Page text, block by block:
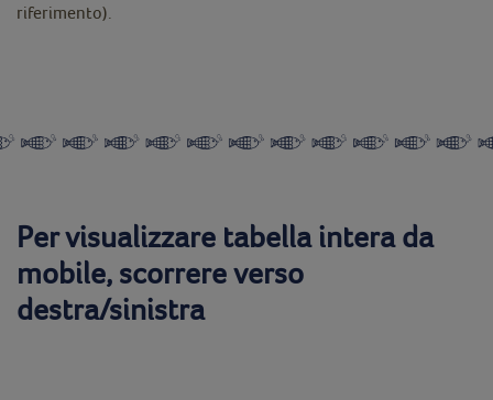
riferimento).
Per visualizzare tabella intera da
mobile, scorrere verso
destra/sinistra